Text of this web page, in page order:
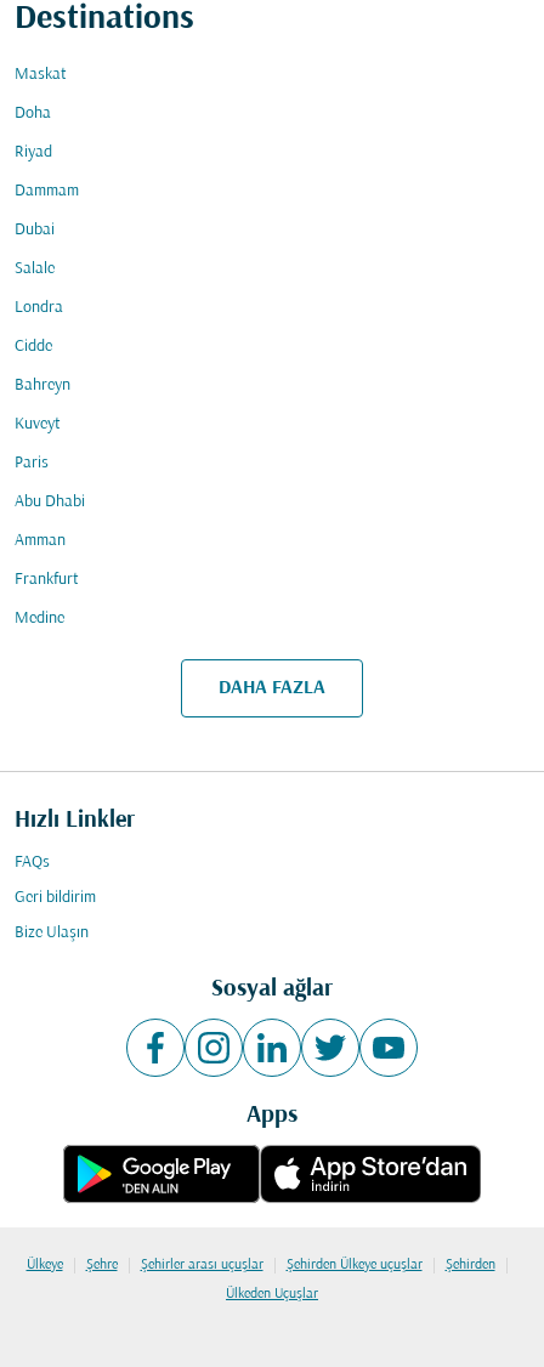
Destinations
Maskat
Doha
Riyad
Dammam
Dubai
Salale
Londra
Cidde
Bahreyn
Kuveyt
Paris
Abu Dhabi
Amman
Frankfurt
Medine
DAHA FAZLA
Hızlı Linkler
FAQs
Geri bildirim
Bize Ulaşın
Sosyal ağlar
Apps
Ülkeye | Şehre | Şehirler arası uçuşlar | Şehirden Ülkeye uçuşlar | Şehirden |
Ülkeden Uçuşlar